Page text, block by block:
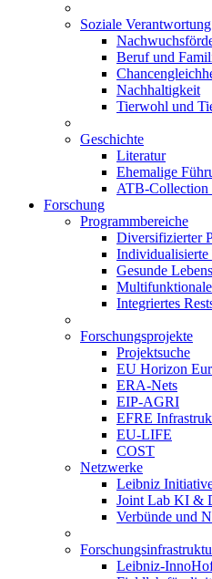
Soziale Verantwortung
Beruf und
Nachhaltigkeit
Tierwohl und
Geschichte
Literatur
Ehemalige
ATB-Collection
Forschung
Programmbereiche
Diversifizierter
Individualisierte
Gesunde
Integriertes
Forschungsprojekte
Projektsuche
EU Horizon
ERA-Nets
EIP-AGRI
EFRE
EU-LIFE
COST
Netzwerke
Leibniz
Joint Lab KI &
Verbünde und
Leibniz-